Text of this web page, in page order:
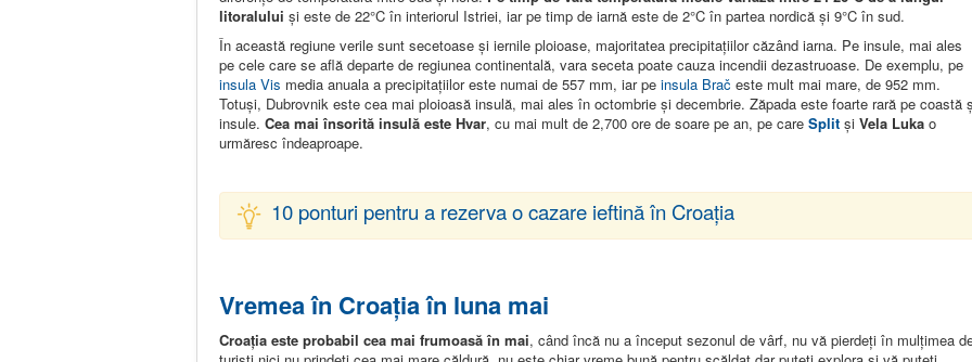
litoralului și este de 22°C în interiorul Istriei, iar pe timp de iarnă este de 2°C în partea nordică și 9°C în sud.
În această regiune verile sunt secetoase și iernile ploioase, majoritatea precipitațiilor căzând iarna. Pe insule, mai ales
pe cele care se află departe de regiunea continentală, vara seceta poate cauza incendii dezastruoase. De exemplu, pe
insula Vis media anuala a precipitațiilor este numai de 557 mm, iar pe insula Brač este mult mai mare, de 952 mm.
Totuși, Dubrovnik este cea mai ploioasă insulă, mai ales în octombrie și decembrie. Zăpada este foarte rară pe coastă
insule. Cea mai însorită insulă este Hvar, cu mai mult de 2,700 ore de soare pe an, pe care Split și Vela Luka o
urmăresc îndeaproape.
10 ponturi pentru a rezerva o cazare ieftină în Croația
Vremea în Croația în luna mai
Croația este probabil cea mai frumoasă în mai, când încă nu a început sezonul de vârf, nu vă pierdeți în mulțimea